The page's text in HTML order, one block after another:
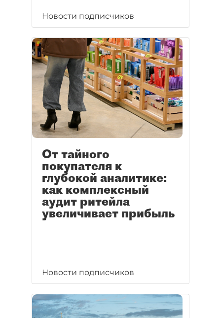
Новости подписчиков
От тайного
покупателя к
глубокой аналитике:
как комплексный
аудит ритейла
увеличивает прибыль
Новости подписчиков